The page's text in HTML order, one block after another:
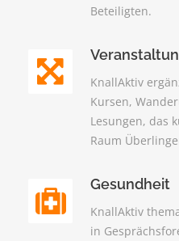
Beteiligten.
KnallAktiv
Kursen,
Lesungen, das
Raum
Gesundheit
KnallAktiv
in